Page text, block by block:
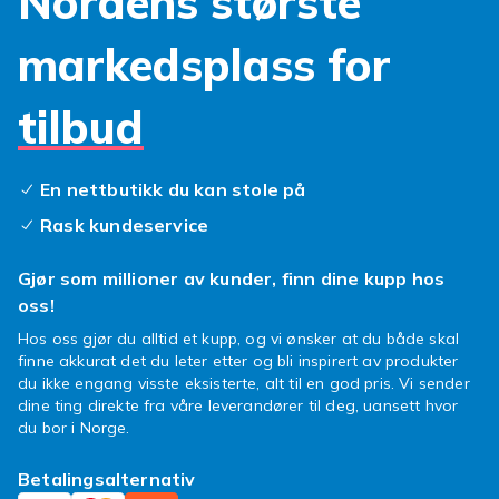
markedsplass for
tilbud
En nettbutikk du kan stole på
Rask kundeservice
Gjør som millioner av kunder, finn dine kupp hos
oss!
Hos oss gjør du alltid et kupp, og vi ønsker at du både skal
finne akkurat det du leter etter og bli inspirert av produkter
du ikke engang visste eksisterte, alt til en god pris. Vi sender
dine ting direkte fra våre leverandører til deg, uansett hvor
du bor i Norge.
Betalingsalternativ